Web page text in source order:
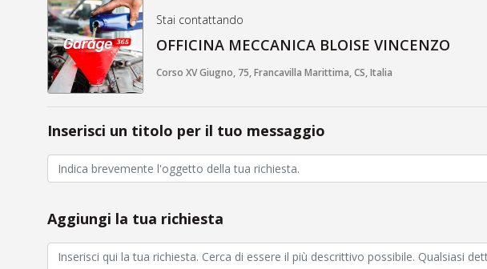
Stai contattando
OFFICINA MECCANICA BLOISE VINCENZO
Corso XV Giugno, 75, Francavilla Marittima, CS, Italia
Inserisci un titolo per il tuo messaggio
Aggiungi la tua richiesta